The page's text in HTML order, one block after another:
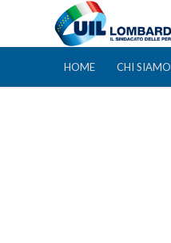
HOME CHI SIAMO